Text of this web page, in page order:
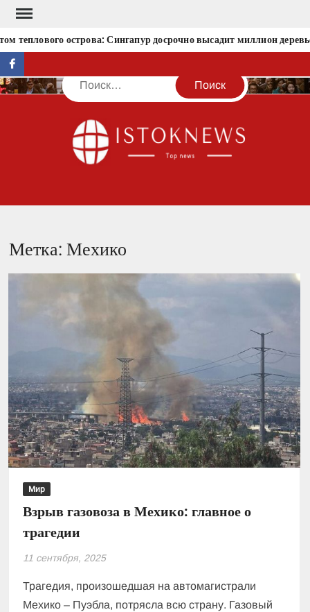
Перейти
содержимому
теплового острова: Сингапур досрочно высадит миллион
facebook
Поиск
Метка:Мехико
Мир
Взрыв газовоза в Мехико: главное о
трагедии
11 сентября, 2025
Трагедия, произошедшая на автомагистрали
Мехико – Пуэбла, потрясла всю страну. Газовый